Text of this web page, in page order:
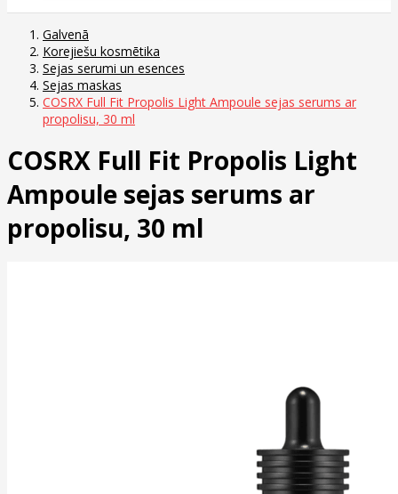
Galvenā
Korejiešu kosmētika
Sejas serumi un esences
Sejas maskas
COSRX Full Fit Propolis Light Ampoule sejas serums ar
propolisu, 30 ml
COSRX Full Fit Propolis Light
Ampoule sejas serums ar
propolisu, 30 ml